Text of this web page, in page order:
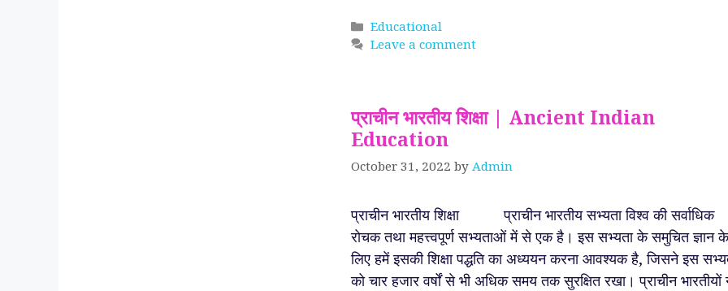
Categories
Educational
Leave a comment
प्राचीन भारतीय शिक्षा | Ancient Indian
Education
October 31, 2022 by Admin
प्राचीन भारतीय शिक्षा प्राचीन भारतीय सभ्यता विश्व की सर्वाधिक
रोचक तथा महत्त्वपूर्ण सभ्यताओं में से एक है। इस सभ्यता के समुचित ज्ञान के
लिए हमें इसकी शिक्षा पद्धति का अध्ययन करना आवश्यक है, जिसने इस
को चार हजार वर्षों से भी अधिक समय तक सुरक्षित रखा। प्राचीन भारतीयों